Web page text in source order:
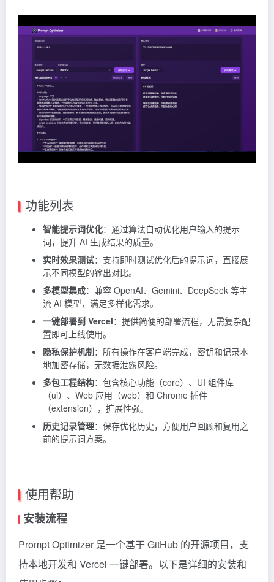
功能列表
智能提示词优化：通过算法自动优化用户输入的提示
词，提升 AI 生成结果的质量。
实时效果测试：支持即时测试优化后的提示词，直接展
示不同模型的输出对比。
多模型集成：兼容 OpenAI、Gemini、DeepSeek 等主
流 AI 模型，满足多样化需求。
一键部署到 Vercel：提供简便的部署流程，无需复杂配
置即可上线使用。
隐私保护机制：所有操作在客户端完成，密钥和记录本
地加密存储，无数据泄露风险。
多包工程结构：包含核心功能（core）、UI 组件库
（ui）、Web 应用（web）和 Chrome 插件
（extension），扩展性强。
历史记录管理：保存优化历史，方便用户回顾和复用之
前的提示词方案。
使用帮助
安装流程
Prompt Optimizer 是一个基于 GitHub 的开源项目，支
持本地开发和 Vercel 一键部署。以下是详细的安装和